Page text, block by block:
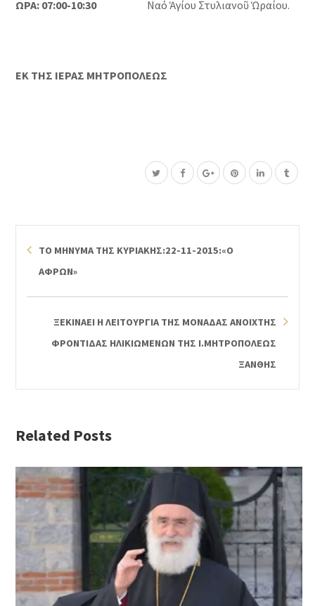
ΩΡΑ: 07:00-10:30 Ναό Ἁγίου Στυλιανοῦ Ὡραίου.
ΕΚ ΤΗΣ ΙΕΡΑΣ ΜΗΤΡΟΠΟΛΕΩΣ
ΤΟ ΜΗΝΥΜΑ ΤΗΣ ΚΥΡΙΑΚΗΣ:22-11-2015:«Ο
ΑΦΡΩΝ»
ΞΕΚΙΝΑΕΙ Η ΛΕΙΤΟΥΡΓΙΑ ΤΗΣ ΜΟΝΑΔΑΣ ΑΝΟΙΧΤΗΣ
ΦΡΟΝΤΙΔΑΣ ΗΛΙΚΙΩΜΕΝΩΝ ΤΗΣ Ι.ΜΗΤΡΟΠΟΛΕΩΣ
ΞΑΝΘΗΣ
Related Posts